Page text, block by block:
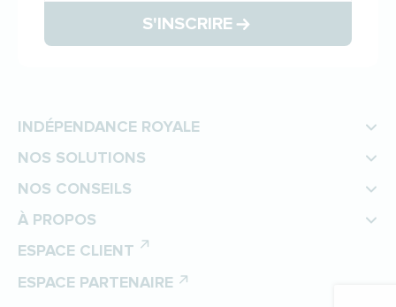
S'INSCRIRE
INDÉPENDANCE ROYALE
NOS SOLUTIONS
NOS CONSEILS
À PROPOS
ESPACE CLIENT
ESPACE PARTENAIRE